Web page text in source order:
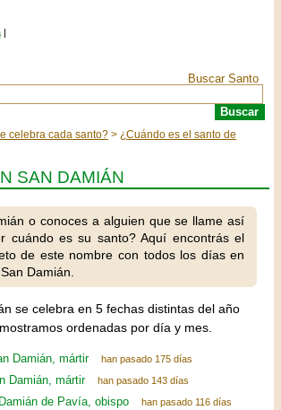
|
Buscar Santo
celebra cada santo?
¿Cuándo es el santo de
SAN DAMIÁN
o conoces a alguien que se llame así
cuándo es su santo? Aquí encontrás el
de este nombre con todos los días en
Damián.
se celebra en 5 fechas distintas del año
ordenadas por día y mes.
Damián, mártir han pasado 175 días
Damián, mártir han pasado 143 días
de Pavía, obispo han pasado 116 días